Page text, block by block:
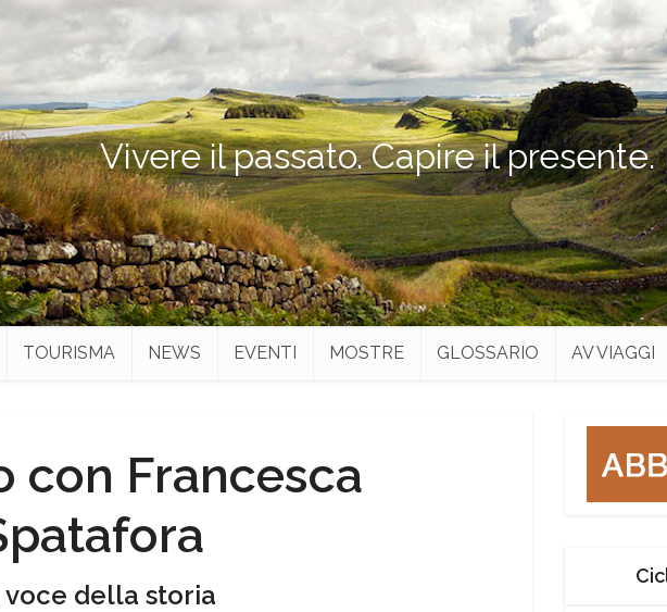
Vivere il passato. Capire il presente.
TOURISMA NEWS EVENTI MOSTRE GLOSSARIO AV VIAGGI
con Francesca
voce della storia